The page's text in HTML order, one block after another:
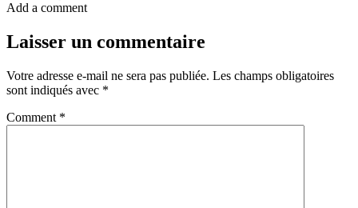
Add a comment
Laisser un commentaire
Votre adresse e-mail ne sera pas publiée. Les champs obligatoires
sont indiqués avec *
Comment *